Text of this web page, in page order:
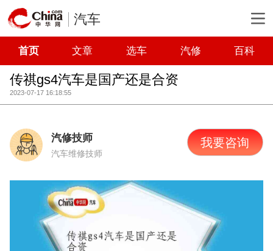
汽车
首页 文章 选车 汽修 百科
传祺gs4汽车是国产还是合资
2023-07-17 16:18:55
汽修技师
汽车维修技师
我要咨询